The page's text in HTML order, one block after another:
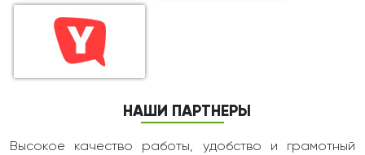
НАШИ ПАРТНЕРЫ
Высокое качество работы, удобство и грамотный